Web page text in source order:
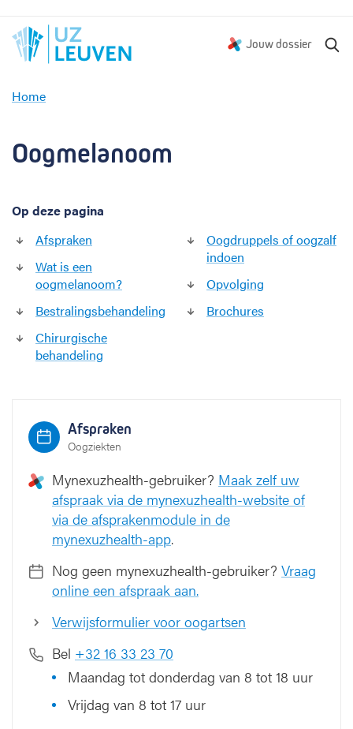
Jouw dossier
Home
m
a
o
o
m
Oogmelanoom
Op deze pagina
Afspraken
Wat is een
oogmelanoom?
Bestralingsbehandeling
Chirurgische
behandeling
Oogdruppels of oogzalf
indoen
Opvolging
Brochures
Afspraken
Oogziekten
Mynexuzhealth-gebruiker? Maak zelf uw
afspraak via de mynexuzhealth-website of
via de afsprakenmodule in de
mynexuzhealth-app.
Nog geen mynexuzhealth-gebruiker? Vraag
online een afspraak aan.
Verwijsformulier voor oogartsen
Bel +32 16 33 23 70
Maandag tot donderdag van 8 tot 18 uur
Vrijdag van 8 tot 17 uur